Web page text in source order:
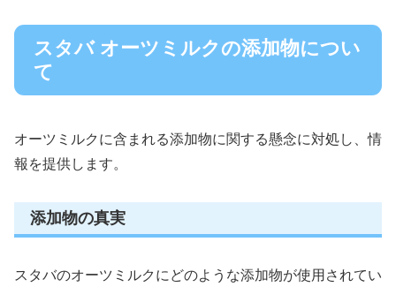
スタバ オーツミルクの添加物につい
て
オーツミルクに含まれる添加物に関する懸念に対処し、情
報を提供します。
添加物の真実
スタバのオーツミルクにどのような添加物が使用されてい